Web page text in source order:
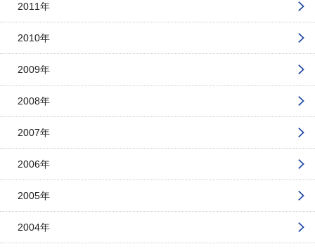
2011年
2010年
2009年
2008年
2007年
2006年
2005年
2004年